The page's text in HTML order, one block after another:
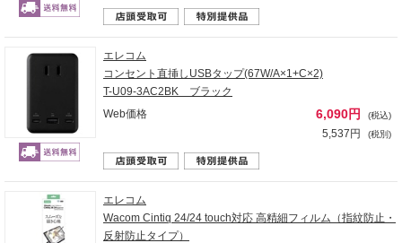
エレコム
コンセント直挿しUSBタップ(67W/A×1+C×2)
T-U09-3AC2BK ブラック
Web価格
6,090円 (税込)
5,537円 (税別)
エレコム
Wacom Cintiq 24/24 touch対応 高精細フィルム（指紋防止・
反射防止タイプ）